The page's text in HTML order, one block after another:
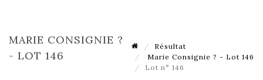
MARIE CONSIGNIE ?
- LOT 146
Résultat
Marie Consignie ? - Lot 146
Lot n° 146